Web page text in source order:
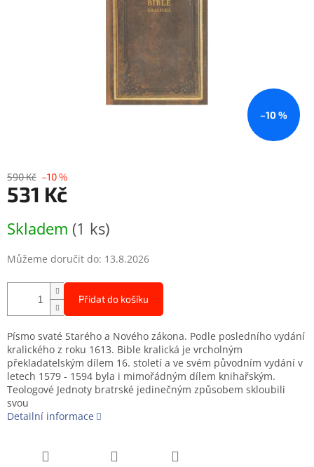
–10 %
590 Kč –10 %
531 Kč
cena:
Skladem (1 ks)
Můžeme doručit do: 13.8.2026
Přidat do košíku
Písmo svaté Starého a Nového zákona. Podle posledního vydání
kralického z roku 1613. Bible kralická je vrcholným
překladatelským dílem 16. století a ve svém původním vydání v
letech 1579 - 1594 byla i mimořádným dílem knihařským.
Teologové Jednoty bratrské jedinečným způsobem skloubili
svou
Detailní informace